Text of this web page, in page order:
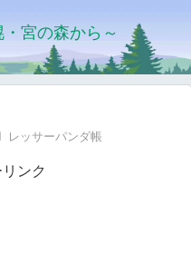
宮の森から～
レッサーパンダ帳
ンク